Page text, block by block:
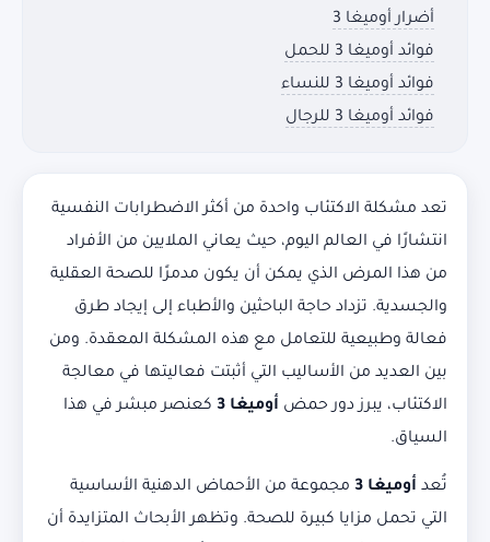
أضرار أوميغا 3
فوائد أوميغا 3 للحمل
فوائد أوميغا 3 للنساء
فوائد أوميغا 3 للرجال
تعد مشكلة الاكتئاب واحدة من أكثر الاضطرابات النفسية
انتشارًا في العالم اليوم، حيث يعاني الملايين من الأفراد
من هذا المرض الذي يمكن أن يكون مدمرًا للصحة العقلية
والجسدية. تزداد حاجة الباحثين والأطباء إلى إيجاد طرق
فعالة وطبيعية للتعامل مع هذه المشكلة المعقدة. ومن
بين العديد من الأساليب التي أثبتت فعاليتها في معالجة
الاكتئاب، يبرز دور حمض أوميغا 3
كعنصر مبشر في هذا
السياق.
تُعد أوميغا 3
مجموعة من الأحماض الدهنية الأساسية
التي تحمل مزايا كبيرة للصحة. وتظهر الأبحاث المتزايدة أن